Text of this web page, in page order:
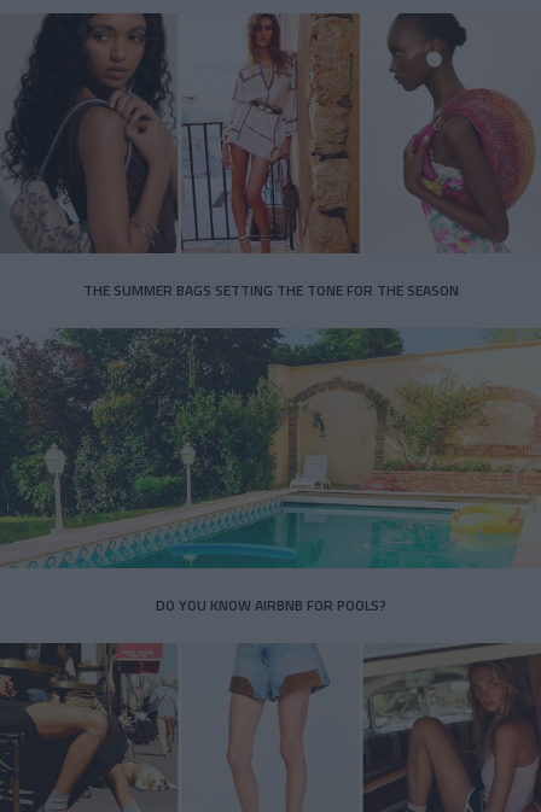
THE SUMMER BAGS SETTING THE TONE FOR THE SEASON
DO YOU KNOW AIRBNB FOR POOLS?